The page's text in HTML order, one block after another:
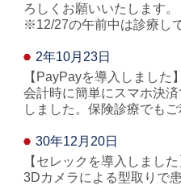
ろしくお願いいたします。
※12/27の午前中は診療し
2年10月23日
【PayPayを導入しました】
会計時に簡単にスマホ決
しました。保険診療でもご
30年12月20日
【セレックを導入しました
3Dカメラによる型取りで